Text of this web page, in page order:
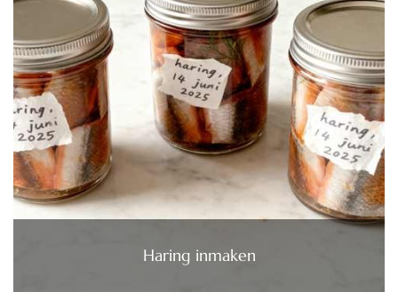
Haring inmaken